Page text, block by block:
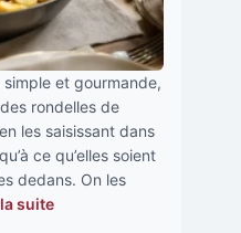
et gourmande,
rondelles de
les saisissant dans
ce qu’elles soient
dedans. On les
suite